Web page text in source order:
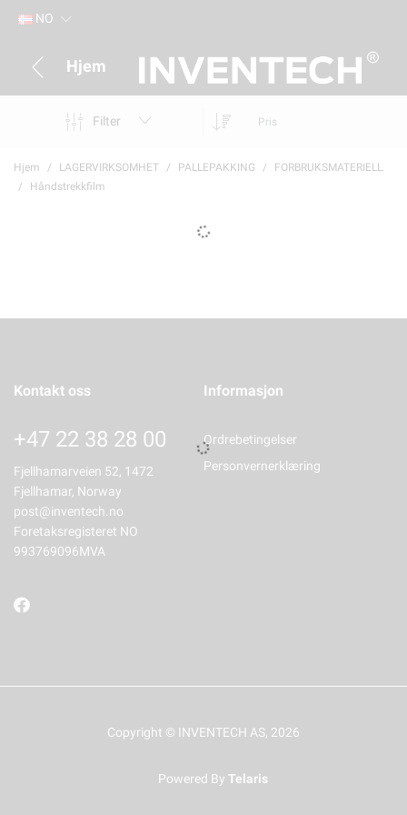
NO
Hjem
Filter Pris
Hjem LAGERVIRKSOMHET PALLEPAKKING
FORBRUKSMATERIELL
Håndstrekkfilm
Kontakt oss
+47 22 38 28 00
Fjellhamarveien 52, 1472
Fjellhamar, Norway
post@inventech.no
Foretaksregisteret NO
993769096MVA
Informasjon
Ordrebetingelser
Personvernerklæring
Copyright © INVENTECH AS, 2026
Powered By Telaris